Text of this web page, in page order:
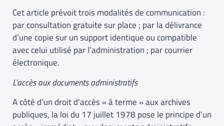
Cet article prévoit trois modalités de communication :
par consultation gratuite sur place ; par la délivrance
d’une copie sur un support identique ou compatible
avec celui utilisé par l’administration ; par courrier
électronique.
L’accès aux documents administratifs
A côté d’un droit d’accès « à terme » aux archives
publiques, la loi du 17 juillet 1978 pose le principe d’un